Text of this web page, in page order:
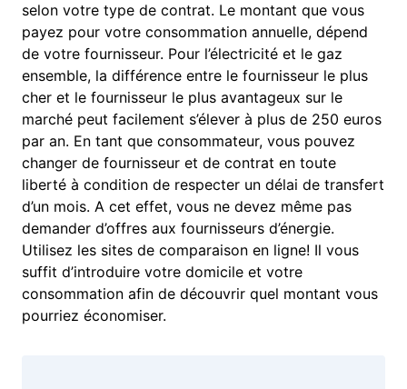
selon votre type de contrat. Le montant que vous
payez pour votre consommation annuelle, dépend
de votre fournisseur. Pour l’électricité et le gaz
ensemble, la différence entre le fournisseur le plus
cher et le fournisseur le plus avantageux sur le
marché peut facilement s’élever à plus de 250 euros
par an. En tant que consommateur, vous pouvez
changer de fournisseur et de contrat en toute
liberté à condition de respecter un délai de transfert
d’un mois. A cet effet, vous ne devez même pas
demander d’offres aux fournisseurs d’énergie.
Utilisez les sites de comparaison en ligne! Il vous
suffit d’introduire votre domicile et votre
consommation afin de découvrir quel montant vous
pourriez économiser.